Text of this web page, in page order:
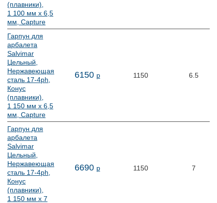
(плавники),
1 100 мм х 6,5
мм, Capture
Гарпун для
арбалета
Salvimar
Цельный,
Нержавеющая
сталь 17-4ph,
Конус
(плавники),
1 150 мм х 6,5
мм, Capture
6150 р 1150 6.5
Гарпун для
арбалета
Salvimar
Цельный,
Нержавеющая
сталь 17-4ph,
Конус
(плавники),
1 150 мм х 7
6690 р 1150 7